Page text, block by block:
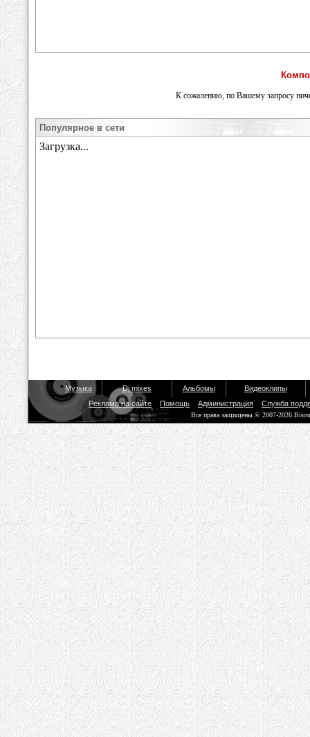
К сожалению, по Вашему запросу
Популярное в сети
Музыка Dj mixes Альбомы
Видеоклипы
Реклама на сайте
Помощь Администрация Служба
Все права защищены © 2007-2026